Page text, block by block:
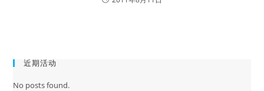
近期活动
No posts found.